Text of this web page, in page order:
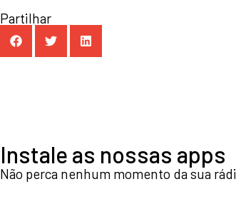
Partilhar
Instale as nossas apps
Não perca nenhum momento da sua